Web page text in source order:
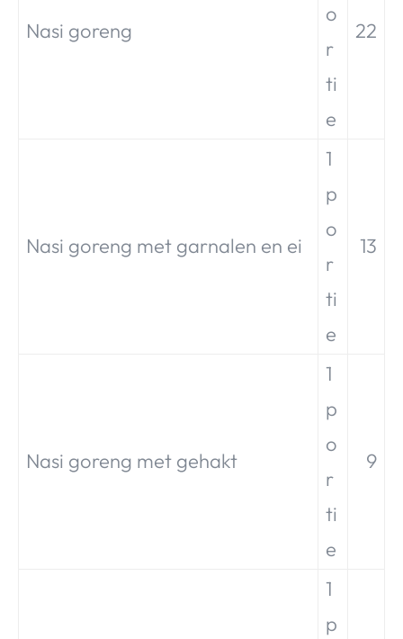
Nasi goreng
o
r
ti
e
22
Nasi goreng met garnalen en ei
1
p
o
r
ti
e
13
Nasi goreng met gehakt
1
p
o
r
ti
e
9
1
p